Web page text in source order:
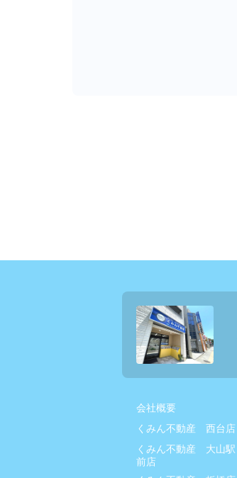
会社概要
くみん不動産 西台店
くみん不動産 大山駅
前店